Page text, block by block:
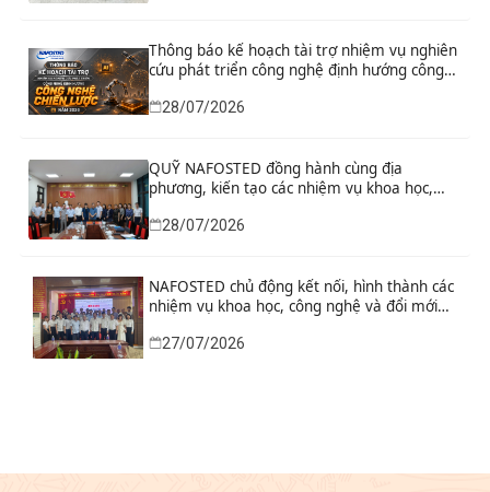
Thông báo kế hoạch tài trợ nhiệm vụ nghiên
cứu phát triển công nghệ định hướng công
nghệ chiến lược năm 2026
28/07/2026
QUỸ NAFOSTED đồng hành cùng địa
phương, kiến tạo các nhiệm vụ khoa học,
phát triển thực tiễn
28/07/2026
NAFOSTED chủ động kết nối, hình thành các
nhiệm vụ khoa học, công nghệ và đổi mới
Bình
27/07/2026